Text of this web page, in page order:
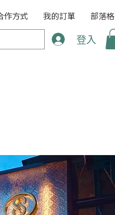
作方式 我的訂單 部落格
登入